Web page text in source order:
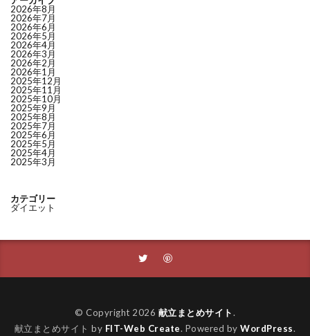
2026年8月
2026年7月
2026年6月
2026年5月
2026年4月
2026年3月
2026年2月
2026年1月
2025年12月
2025年11月
2025年10月
2025年9月
2025年8月
2025年7月
2025年6月
2025年5月
2025年4月
2025年3月
カテゴリー
ダイエット
© Copyright 2026 献立まとめサイト.
献立まとめサイト by FIT-Web Create. Powered byWordPress.